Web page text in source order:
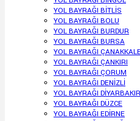
YOL BAYRAĞI BİTLİS
YOL BAYRAĞI BOLU
YOL BAYRAĞI BURDUR
YOL BAYRAĞI BURSA
YOL BAYRAĞI
YOL BAYRAĞI ÇANKIRI
YOL BAYRAĞI ÇORUM
YOL BAYRAĞI DENİZLİ
YOL BAYRAĞI DİYARBAKIR
YOL BAYRAĞI DÜZCE
YOL BAYRAĞI EDİRNE